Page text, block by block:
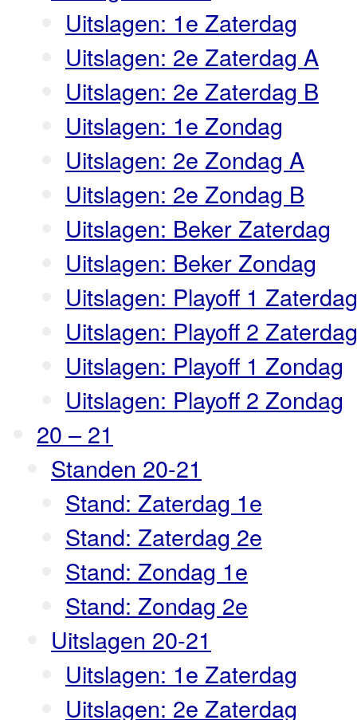
Uitslagen: 1e Zaterdag
Uitslagen: 2e Zaterdag A
Uitslagen: 2e Zaterdag B
Uitslagen: 1e Zondag
Uitslagen: 2e Zondag A
Uitslagen: 2e Zondag B
Uitslagen: Beker Zaterdag
Uitslagen: Beker Zondag
Uitslagen: Playoff 1 Zaterdag
Uitslagen: Playoff 2 Zaterdag
Uitslagen: Playoff 1 Zondag
Uitslagen: Playoff 2 Zondag
20 – 21
Standen 20-21
Stand: Zaterdag 1e
Stand: Zaterdag 2e
Stand: Zondag 1e
Stand: Zondag 2e
Uitslagen 20-21
Uitslagen: 1e Zaterdag
Uitslagen: 2e Zaterdag